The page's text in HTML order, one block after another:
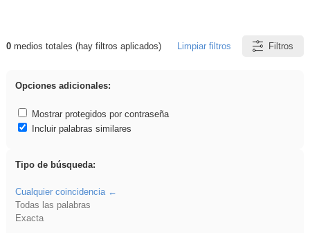
Resultados de: Hisparob
0medios totales (hay filtros aplicados) Limpiar filtros Filtros
Opciones adicionales:
Mostrar protegidos por contraseña
Incluir palabras similares
Tipo de búsqueda:
Cualquier coincidencia
Todas las palabras
Exacta